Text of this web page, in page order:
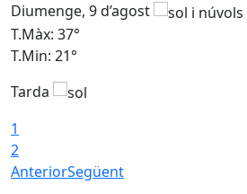
Diumenge, 9 d’agost
T.Màx: 37°
T.Min: 21°
Tarda
1
2
AnteriorSegüent